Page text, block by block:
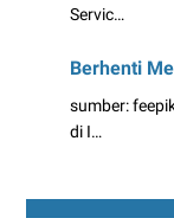
Servic…
Berhenti
sumber:
di I…